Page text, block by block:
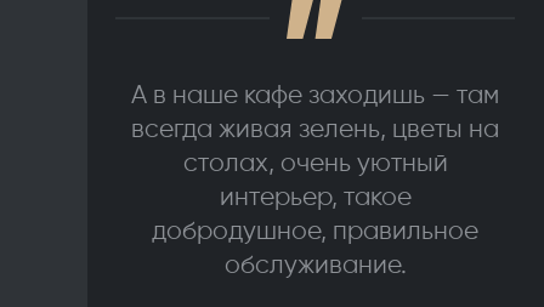
А в наше кафе заходишь — там
всегда живая зелень, цветы на
столах, очень уютный
интерьер, такое
добродушное, правильное
обслуживание.